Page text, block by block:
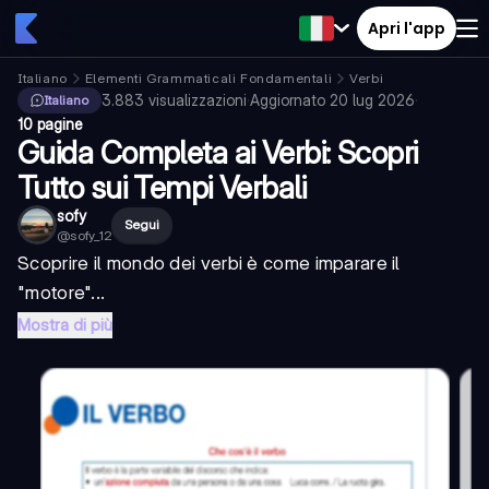
Apri l'app
Italiano Elementi Grammaticali Fondamentali
Verbi
Italiano
3.883 visualizzazioni·Aggiornato 20 lug 2026·
10 pagine
Guida Completa ai Verbi: Scopri
Tutto sui Tempi Verbali
sofy
@sofy_12
Segui
Scoprire il mondo dei verbi è come imparare il
"motore"...
Mostra di più